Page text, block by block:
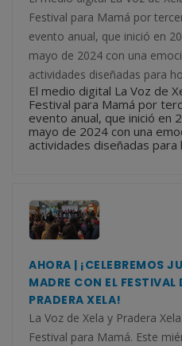
Festival para Mamá por
evento anual, que inició en
mayo de 2024 con una
actividades diseñadas para
El medio digital La Voz de
Festival para Mamá por
evento anual, que inició en
mayo de 2024 con una
actividades diseñadas para
AHORA | ¡CELEBREMOS
MADRE CON EL FESTIVAL
PRADERA XELA!
La Voz de Xela y Pradera
Festival para Mamá. Este